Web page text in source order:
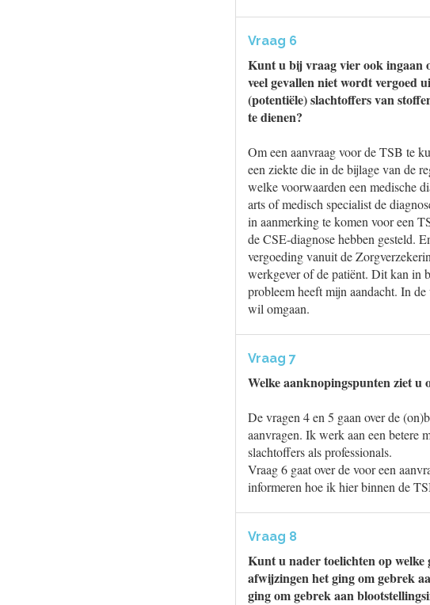
Vraag 6
Kunt u bij vraag vier ook ingaan
veel gevallen niet wordt vergoed
(potentiële) slachtoffers van
te dienen?
Om een aanvraag voor de TSB te
een ziekte die in de bijlage van de
welke voorwaarden een medische
arts of medisch specialist de
in aanmerking te komen voor een
de CSE-diagnose hebben gesteld.
vergoeding vanuit de
werkgever of de patiënt. Dit kan in
probleem heeft mijn aandacht. In
wil omgaan.
Vraag 7
Welke aanknopingspunten ziet u
De vragen 4 en 5 gaan over de
aanvragen. Ik werk aan een betere
slachtoffers als professionals.
Vraag 6 gaat over de voor een
informeren hoe ik hier binnen de
Vraag 8
Kunt u nader toelichten op welke
afwijzingen het ging om gebrek
ging om gebrek aan